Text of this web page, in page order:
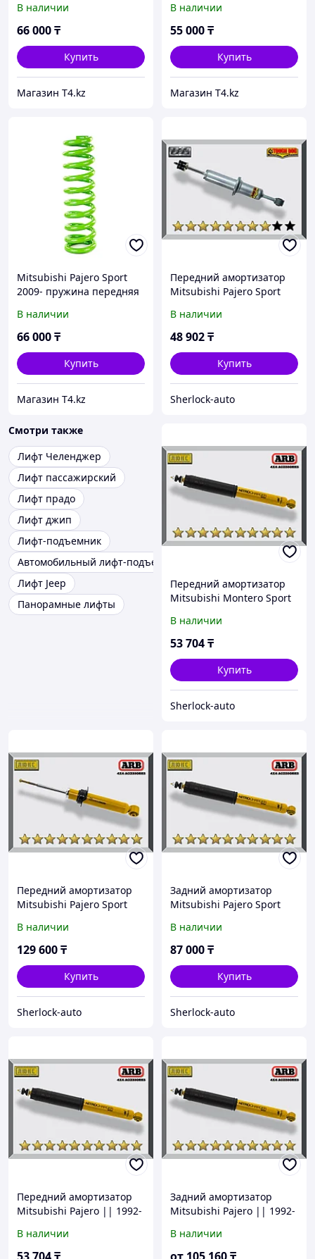
Доп нагрузка 250 кг -
IRONMAN 4X4
В наличии
66 000₸
Купить
Магазин T4.kz
Доп нагрузка 50 кг -
IRONMAN 4X4
В наличии
55 000₸
Купить
Магазин T4.kz
Mitsubishi Pajero Sport
2009- пружина передняя
Доп нагрузка 110 кг -
IRONMAN 4X4
В наличии
66 000₸
Купить
Магазин T4.kz
Передний амортизатор
Mitsubishi Pajero Sport
В наличии
48 902₸
Купить
Sherlock-auto
Смотри также
Лифт Челенджер
Лифт пассажирский
Лифт прадо
Лифт джип
Лифт-подъемник
Автомобильный лифт-подъемник
Лифт Jeep
Панорамные лифты
Передний амортизатор
Mitsubishi Montero Sport
2"
В наличии
53 704₸
Купить
Sherlock-auto
Передний амортизатор
Mitsubishi Pajero Sport
В наличии
129 600₸
Купить
Sherlock-auto
Задний амортизатор
Mitsubishi Pajero Sport
В наличии
87 000₸
Купить
Sherlock-auto
Передний амортизатор
Mitsubishi Pajero || 1992-
В наличии
Задний амортизатор
Mitsubishi Pajero || 1992-
В наличии